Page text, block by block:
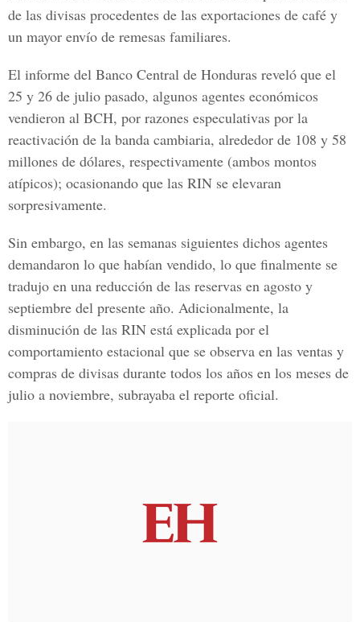
de las divisas procedentes de las exportaciones de café y
un mayor envío de remesas familiares.
El informe del Banco Central de Honduras reveló que el
25 y 26 de julio pasado, algunos agentes económicos
vendieron al BCH, por razones especulativas por la
reactivación de la banda cambiaria, alrededor de 108 y 58
millones de dólares, respectivamente (ambos montos
atípicos); ocasionando que las RIN se elevaran
sorpresivamente.
Sin embargo, en las semanas siguientes dichos agentes
demandaron lo que habían vendido, lo que finalmente se
tradujo en una reducción de las reservas en agosto y
septiembre del presente año. Adicionalmente, la
disminución de las RIN está explicada por el
comportamiento estacional que se observa en las ventas y
compras de divisas durante todos los años en los meses de
julio a noviembre, subrayaba el reporte oficial.